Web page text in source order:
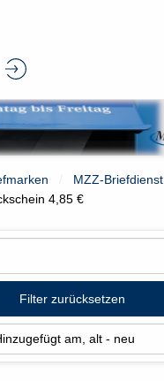
MZZ-Briefdienst
4,85 €
Filter zurücksetzen